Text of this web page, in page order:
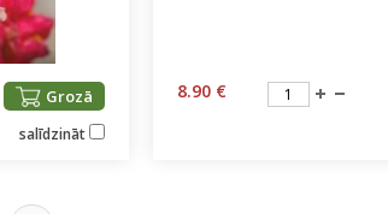
Grozā
salīdzināt
8.90 €